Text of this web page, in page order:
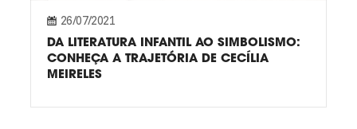
26/07/2021
DA LITERATURA INFANTIL AO SIMBOLISMO:
CONHEÇA A TRAJETÓRIA DE CECÍLIA
MEIRELES